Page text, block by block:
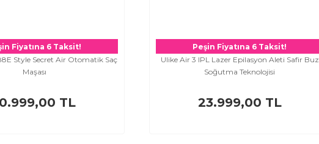
Fiyatına 6 Taksit!
Style Secret Air Otomatik Saç
Maşası
TL
Peşin Fiyatına 6 Taksit!
Ulike Air 3 IPL Lazer Epilasyon Aleti Safir Buz
Soğutma Teknolojisi
23.999,00 TL